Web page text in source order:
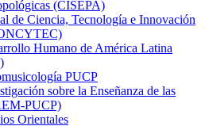
(CISEPA)
de Ciencia, Tecnología e Innovación
Humano de América Latina
PUCP
sobre la Enseñanza de las
PUCP)
Orientales